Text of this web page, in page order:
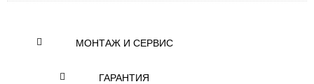
МОНТАЖ И СЕРВИС
ГАРАНТИЯ